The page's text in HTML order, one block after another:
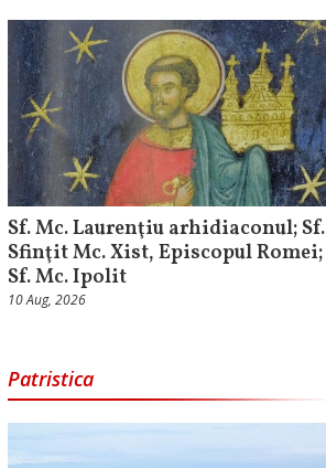
Sf. Mc. Laurenţiu arhidiaconul; Sf.
Sfinţit Mc. Xist, Episcopul Romei;
Sf. Mc. Ipolit
10 Aug, 2026
Patristica